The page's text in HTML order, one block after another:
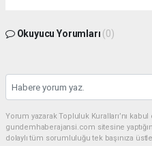
Okuyucu Yorumları (0)
Yorum yazarak Topluluk Kuralları’nı
gundemhaberajansi.com sitesine
dolaylı tüm sorumluluğu tek başınıza